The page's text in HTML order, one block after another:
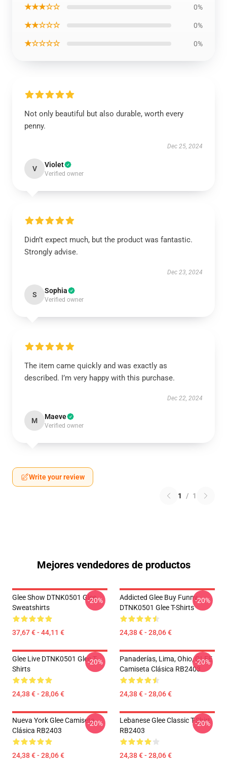
★★★☆☆ 0%
★★☆☆☆ 0%
★☆☆☆☆ 0%
Not only beautiful but also durable, worth every
penny.
Dec 25, 2024
V Violet
Verified owner
Didn’t expect much, but the product was fantastic.
Strongly advise.
Dec 23, 2024
S Sophia
Verified owner
The item came quickly and was exactly as
described. I’m very happy with this purchase.
Dec 22, 2024
M Maeve
Verified owner
Write your review
1 / 1
Mejores vendedores de productos
Glee Show DTNK0501 Glee
Sweatshirts
37,67 € - 44,11 €
-20%
Addicted Glee Buy Funny
DTNK0501 Glee T-Shirts
24,38 € - 28,06 €
-20%
Glee Live DTNK0501 Glee T-
Shirts
24,38 € - 28,06 €
-20%
Panaderías, Lima, Ohio, GLEE
Camiseta Clásica RB2403
24,38 € - 28,06 €
-20%
Nueva York Glee Camiseta
Clásica RB2403
24,38 € - 28,06 €
-20%
Lebanese Glee Classic T-Shirt
RB2403
24,38 € - 28,06 €
-20%